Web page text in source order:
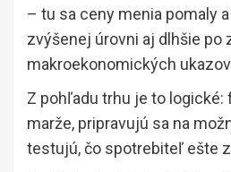
– tu sa ceny menia pomaly
zvýšenej úrovni aj dlhšie po
makroekonomických
Z pohľadu trhu je to logické:
marže, pripravujú sa na
testujú, čo spotrebiteľ ešte